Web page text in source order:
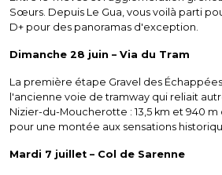
Sœurs. Depuis Le Gua, vous voilà parti
D+ pour des panoramas d'exception.
Dimanche 28 juin – Via du Tram
La première étape Gravel des
l'ancienne voie de tramway qui reliait
Nizier-du-Moucherotte : 13,5 km et 940 m
pour une montée aux sensations
Mardi 7 juillet – Col de Sarenne